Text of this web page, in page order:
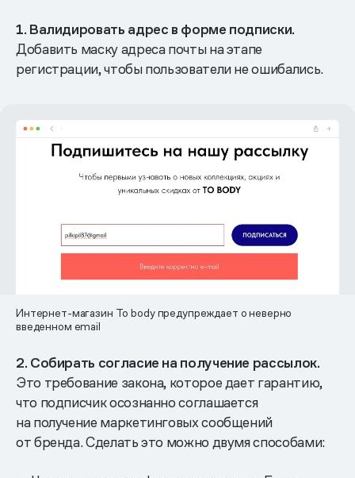
1. Валидировать адрес в форме подписки.
Добавить маску адреса почты на этапе
регистрации, чтобы пользователи не ошибались.
Интернет-магазин To body предупреждает о неверно
введенном email
2. Собирать согласие на получение рассылок.
Это требование закона, которое дает гарантию,
что подписчик осознанно соглашается
на получение маркетинговых сообщений
от бренда. Сделать это можно двумя способами: